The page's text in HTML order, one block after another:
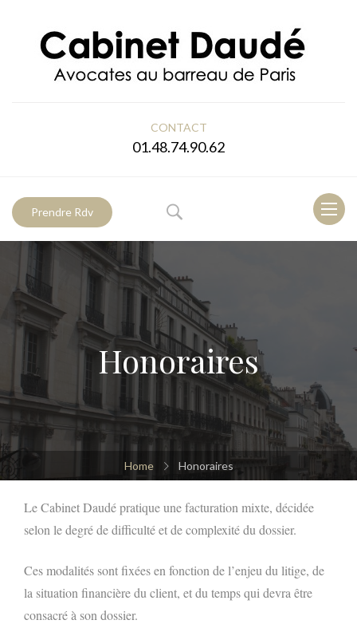
CONTACT
01.48.74.90.62
Toggle
Prendre Rdv
Honoraires
Home Honoraires
Le Cabinet Daudé pratique une facturation mixte, décidée
selon le degré de difficulté et de complexité du dossier.
Ces modalités sont fixées en fonction de l’enjeu du litige, de
la situation financière du client, et du temps qui devra être
consacré à son dossier.